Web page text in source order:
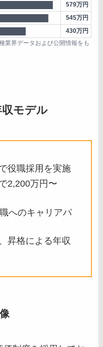
579万円
545万円
430万円
業界データおよび公開情報をも
モデル
役職採用を実施
2,200万円〜
へのキャリアパ
昇格による年収